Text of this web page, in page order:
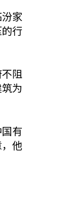
家
行
阻
为
有
他